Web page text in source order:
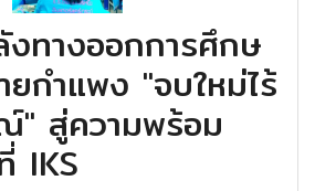
งทางออกการศึกษ
กำแพง "จบใหม่ไร้
" สู่ความพร้อม
IKS